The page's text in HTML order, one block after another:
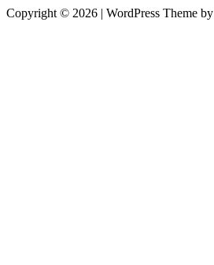
Copyright © 2026 | WordPress Theme by